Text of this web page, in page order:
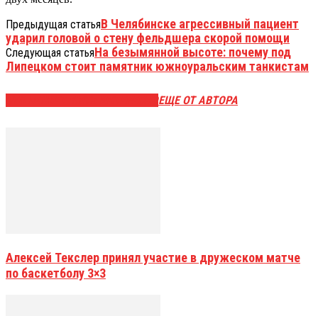
Предыдущая статьяВ Челябинске агрессивный пациент
ударил головой о стену фельдшера скорой помощи
Следующая статьяНа безымянной высоте: почему под
Липецком стоит памятник южноуральским танкистам
ЕЩЕ ОТ АВТОРА
Алексей Текслер принял участие в дружеском матче
по баскетболу 3×3